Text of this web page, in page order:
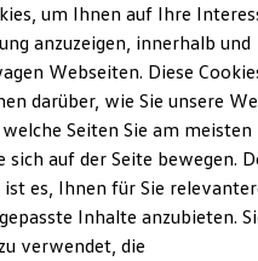
Modelle
um Ihnen auf Ihre
anzuzeigen, innerhalb und
Webseiten. Diese
darüber, wie Sie unsere
Seiten Sie am meisten
sich auf der Seite bewegen.
ist es, Ihnen für Sie
Inhalte anzubieten.
verwendet, die